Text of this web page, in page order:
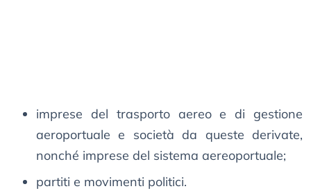
imprese del trasporto aereo e di gestione
aeroportuale e società da queste derivate,
nonché imprese del sistema aereoportuale;
partiti e movimenti politici.